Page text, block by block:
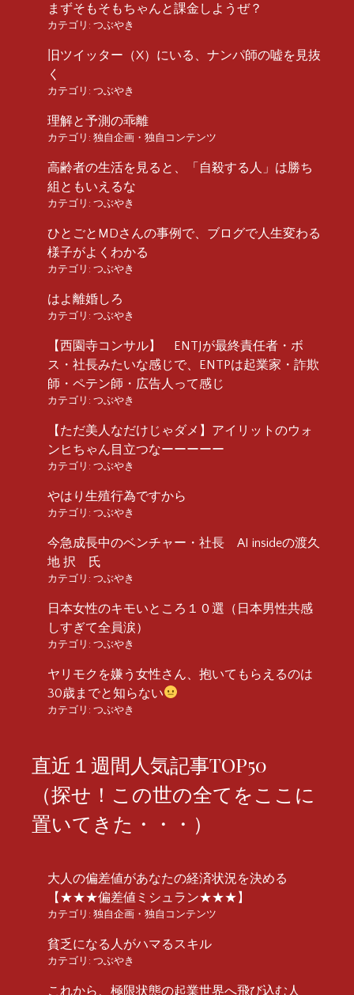
まずそもそもちゃんと課金しようぜ？
カテゴリ: つぶやき
旧ツイッター（X）にいる、ナンパ師の嘘を見抜
く
カテゴリ: つぶやき
理解と予測の乖離
カテゴリ: 独自企画・独自コンテンツ
高齢者の生活を見ると、「自殺する人」は勝ち
組ともいえるな
カテゴリ: つぶやき
ひとごとMDさんの事例で、ブログで人生変わる
様子がよくわかる
カテゴリ: つぶやき
はよ離婚しろ
カテゴリ: つぶやき
【西園寺コンサル】 ENTJが最終責任者・ボ
ス・社長みたいな感じで、ENTPは起業家・詐欺
師・ペテン師・広告人って感じ
カテゴリ: つぶやき
【ただ美人なだけじゃダメ】アイリットのウォ
ンヒちゃん目立つなーーーーー
カテゴリ: つぶやき
やはり生殖行為ですから
カテゴリ: つぶやき
今急成長中のベンチャー・社長 AI insideの渡久
地 択 氏
カテゴリ: つぶやき
日本女性のキモいところ１０選（日本男性共感
しすぎて全員涙）
カテゴリ: つぶやき
ヤリモクを嫌う女性さん、抱いてもらえるのは
30歳までと知らない
カテゴリ: つぶやき
直近１週間人気記事TOP50
（探せ！この世の全てをここに
置いてきた・・・）
大人の偏差値があなたの経済状況を決める
【★★★偏差値ミシュラン★★★】
カテゴリ: 独自企画・独自コンテンツ
貧乏になる人がハマるスキル
カテゴリ: つぶやき
これから、極限状態の起業世界へ飛び込む人